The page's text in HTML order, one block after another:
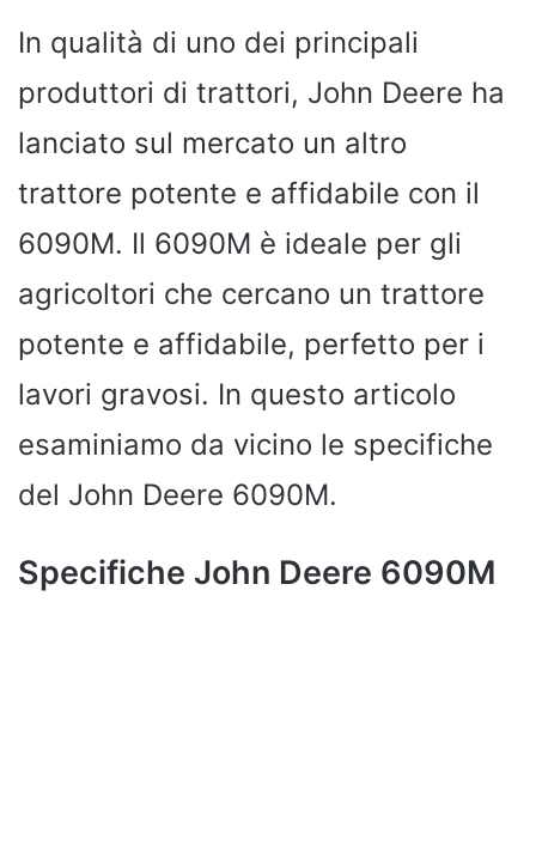
In qualità di uno dei principali
produttori di trattori, John Deere ha
lanciato sul mercato un altro
trattore potente e affidabile con il
6090M. Il 6090M è ideale per gli
agricoltori che cercano un trattore
potente e affidabile, perfetto per i
lavori gravosi. In questo articolo
esaminiamo da vicino le specifiche
del John Deere 6090M.
Specifiche John Deere 6090M